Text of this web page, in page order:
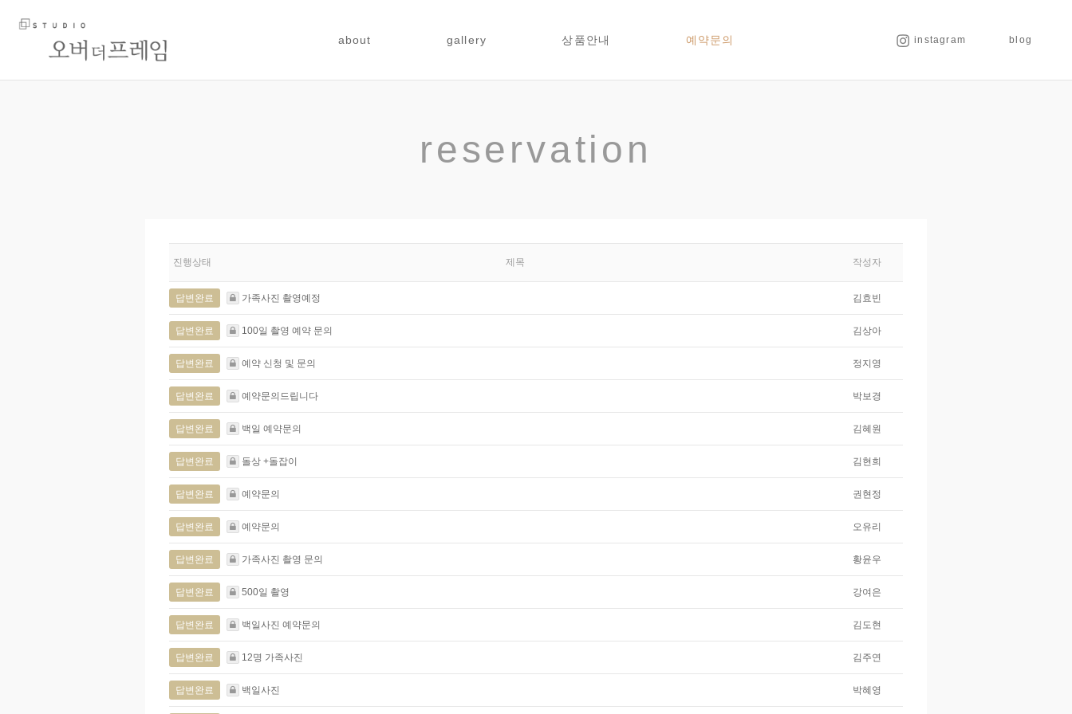
about gallery 상품안내 예약문의 instagram blog
reservation
진행상태 제목 작성자
답변완료 가족사진 촬영예정 김효빈
답변완료 100일 촬영 예약 문의 김상아
답변완료 예약 신청 및 문의 정지영
답변완료 예약문의드립니다 박보경
답변완료 백일 예약문의 김혜원
답변완료 돌상 +돌잡이 김현희
답변완료 예약문의 권현정
답변완료 예약문의 오유리
답변완료 가족사진 촬영 문의 황윤우
답변완료 500일 촬영 강여은
답변완료 백일사진 예약문의 김도현
답변완료 12명 가족사진 김주연
답변완료 백일사진 박혜영